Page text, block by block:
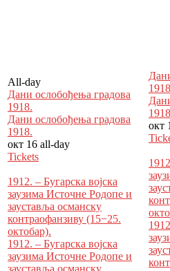
All-day
Дани ослобођења градова
1918.
Дани ослобођења градова
1918.
окт 16 all-day
Tickets
1912. – Бугарска војска
заузима Источне Родопе и
зауставља османску
контраофанзиву (15−25.
октобар).
1912. – Бугарска војска
заузима Источне Родопе и
зауставља османску
окт